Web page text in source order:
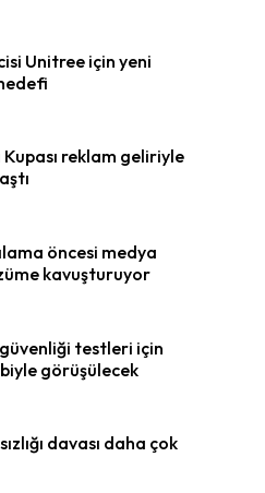
Unitree için yeni
reklam geliriyle
öncesi medya
kavuşturuyor
testleri için
görüşülecek
davası daha çok